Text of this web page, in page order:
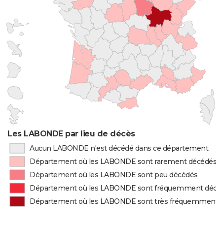
Les LABONDE par lieu de décès
Aucun LABONDE n'est décédé dans ce département
Département où les LABONDE sont rarement décédés
Département où les LABONDE sont peu décédés
Département où les LABONDE sont fréquemment
Département où les LABONDE sont très fréquemment